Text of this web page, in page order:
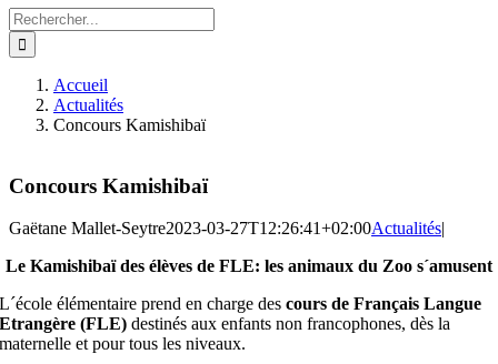
Rechercher:
Accueil
Actualités
Concours Kamishibaï
Concours Kamishibaï
Gaëtane Mallet-Seytre2023-03-27T12:26:41+02:00Actualités|
Le Kamishibaï des élèves de FLE: les animaux du Zoo s´amusent
L´école élémentaire prend en charge descours de Français Langue
Etrangère (FLE) destinés aux enfants non francophones, dès la
maternelle et pour tous les niveaux.